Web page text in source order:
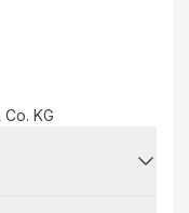
KG